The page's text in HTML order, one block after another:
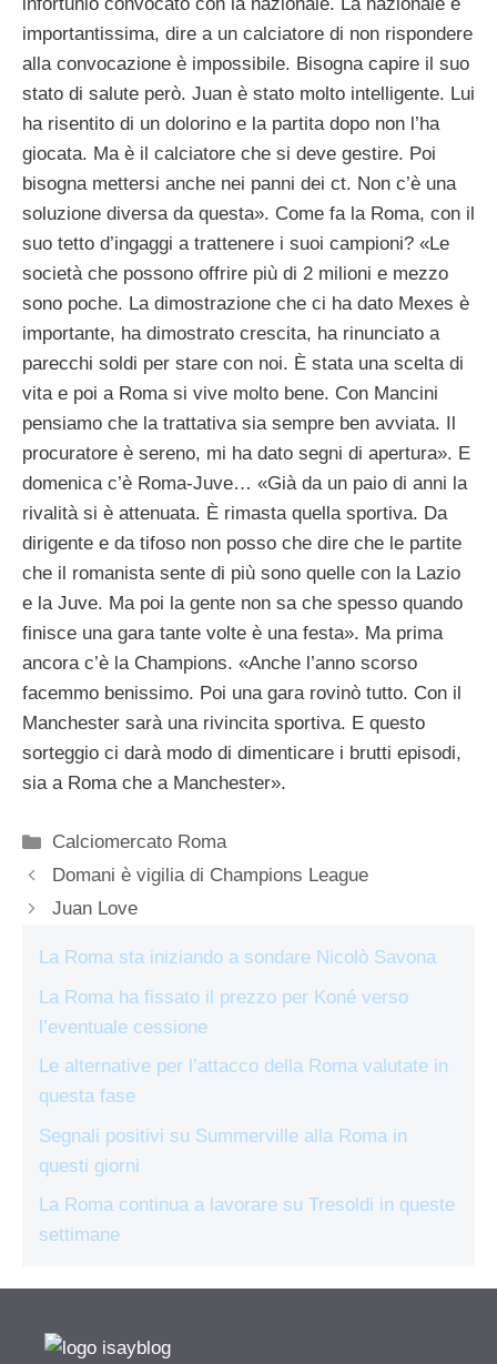
importantissima, dire a un calciatore di non rispondere
alla convocazione è impossibile. Bisogna capire il suo
stato di salute però. Juan è stato molto intelligente. Lui
ha risentito di un dolorino e la partita dopo non l’ha
giocata. Ma è il calciatore che si deve gestire. Poi
bisogna mettersi anche nei panni dei ct. Non c’è una
soluzione diversa da questa». Come fa la Roma, con il
suo tetto d’ingaggi a trattenere i suoi campioni? «Le
società che possono offrire più di 2 milioni e mezzo
sono poche. La dimostrazione che ci ha dato Mexes è
importante, ha dimostrato crescita, ha rinunciato a
parecchi soldi per stare con noi. È stata una scelta di
vita e poi a Roma si vive molto bene. Con Mancini
pensiamo che la trattativa sia sempre ben avviata. Il
procuratore è sereno, mi ha dato segni di apertura». E
domenica c’è Roma-Juve… «Già da un paio di anni la
rivalità si è attenuata. È rimasta quella sportiva. Da
dirigente e da tifoso non posso che dire che le partite
che il romanista sente di più sono quelle con la Lazio
e la Juve. Ma poi la gente non sa che spesso quando
finisce una gara tante volte è una festa». Ma prima
ancora c’è la Champions. «Anche l’anno scorso
facemmo benissimo. Poi una gara rovinò tutto. Con il
Manchester sarà una rivincita sportiva. E questo
sorteggio ci darà modo di dimenticare i brutti episodi,
sia a Roma che a Manchester».
Categorie
Calciomercato Roma
Domani è vigilia di Champions League
Juan Love
La Roma sta iniziando a sondare Nicolò Savona
La Roma ha fissato il prezzo per Koné verso
l’eventuale cessione
Le alternative per l’attacco della Roma valutate in
questa fase
Segnali positivi su Summerville alla Roma in
questi giorni
La Roma continua a lavorare su Tresoldi in queste
settimane